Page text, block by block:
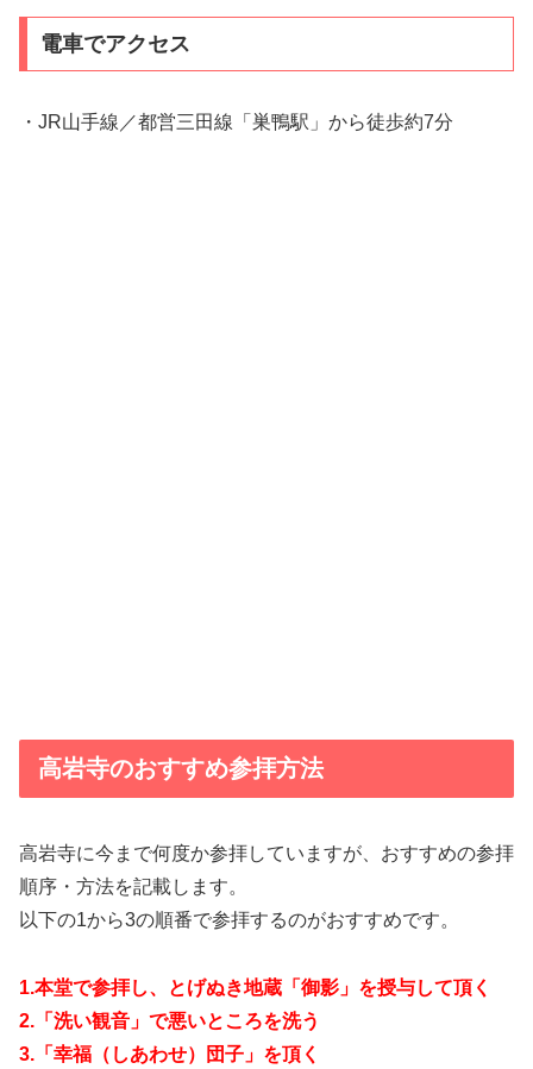
電車でアクセス
・JR山手線／都営三田線「巣鴨駅」から徒歩約7分
高岩寺のおすすめ参拝方法
高岩寺に今まで何度か参拝していますが、おすすめの参拝
順序・方法を記載します。
以下の1から3の順番で参拝するのがおすすめです。
1.本堂で参拝し、とげぬき地蔵「御影」を授与して頂く
2.「洗い観音」で悪いところを洗う
3.「幸福（しあわせ）団子」を頂く